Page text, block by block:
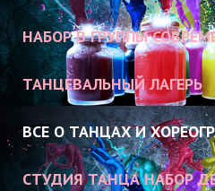
НАБОР В ГРУППЫ
ТАНЦЕВАЛЬНЫЙ ЛАГЕРЬ
ВСЕ О ТАНЦАХ И
СТУДИЯ ТАНЦА НАБОР